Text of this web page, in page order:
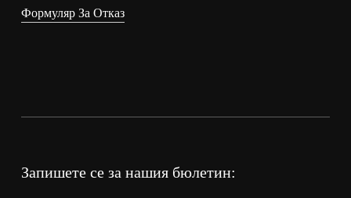
Формуляр За Отказ
Запишете се за нашия бюлетин: